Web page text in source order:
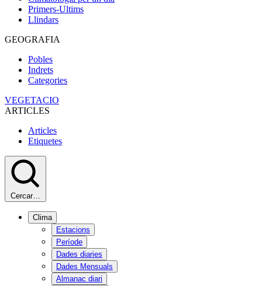
Primers-Ultims
Llindars
GEOGRAFIA
Pobles
Indrets
Categories
VEGETACIO
ARTICLES
Articles
Etiquetes
Cercar…
Clima
Estacions
Període
Dades diaries
Dades Mensuals
Almanac diari